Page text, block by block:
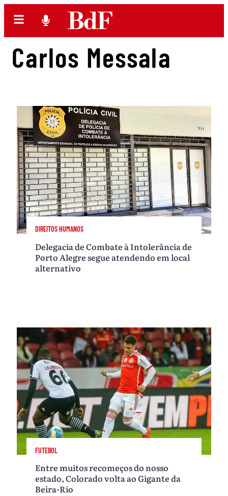
Carlos Messala
DIREITOS HUMANOS
Delegacia de Combate à Intolerância de
Porto Alegre segue atendendo em local
alternativo
FUTEBOL
Entre muitos recomeços do nosso
estado, Colorado volta ao Gigante da
Beira-Rio